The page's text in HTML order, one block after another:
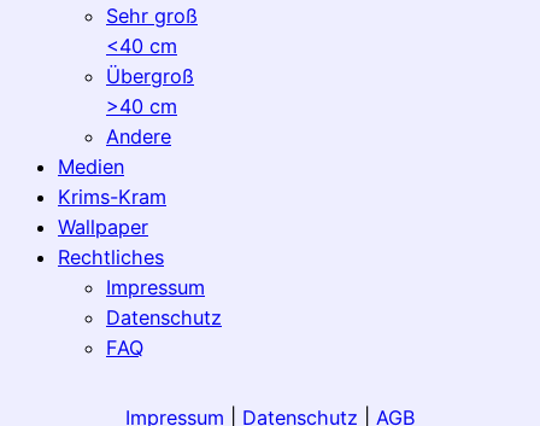
Sehr groß
<40 cm
Übergroß
>40 cm
Andere
Medien
Krims-Kram
Wallpaper
Rechtliches
Impressum
Datenschutz
FAQ
Impressum Datenschutz AGB